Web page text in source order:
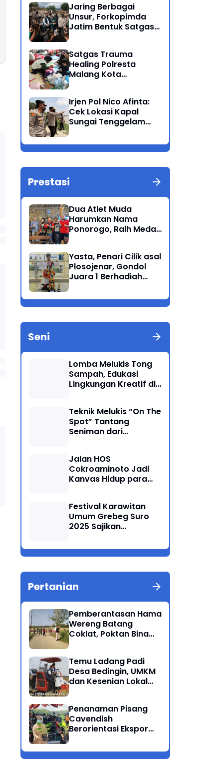
Pengungsian
Jaring Berbagai
Unsur, Forkopimda
Jatim Bentuk Satgas
Satgas Trauma
Healing Polresta
Malang Kota
Bandang
Irjen Pol Nico Afinta:
Cek Lokasi Kapal
Sungai Tenggelam
Tuban
Prestasi
Dua Atlet Muda
Harumkan Nama
Ponorogo, Raih Medali
Jatim
Yasta, Penari Cilik asal
Plosojenar, Gondol
Juara 1 Berhadiah
Nusantara 2025
Seni
Lomba Melukis Tong
Sampah, Edukasi
Lingkungan Kreatif di
Teknik Melukis “On The
Spot” Tantang
Seniman dari
Jalan HOS
Cokroaminoto Jadi
Kanvas Hidup para
Festival Karawitan
Umum Grebeg Suro
2025 Sajikan
Berkualitas Ponorogo
Pertanian
Pemberantasan Hama
Wereng Batang
Coklat, Poktan Bina
Penyemprotan di
Kecamatan Kauman
Temu Ladang Padi
Desa Bedingin, UMKM
dan Kesenian Lokal
Penanaman Pisang
Cavendish
Berorientasi Ekspor